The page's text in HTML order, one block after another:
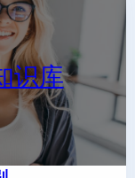
识库